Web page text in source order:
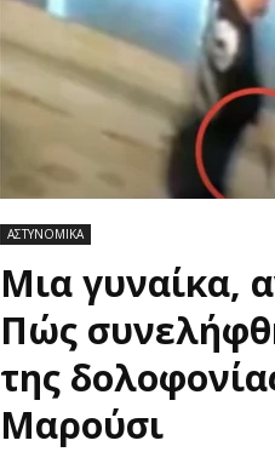
ΑΣΤΥΝΟΜΙΚΑ
Μια γυναίκα,
Πώς
της
Μαρούσι